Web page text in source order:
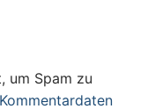
um Spam zu